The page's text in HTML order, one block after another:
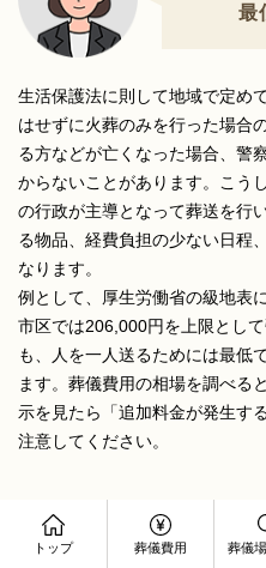
最
生活保護法に則して地域で定め
はせずに火葬のみを行った場合
る方などが亡くなった場合、警
からないことがあります。こう
の行政が主導となって葬送を行
る物品、経費負担の少ない日程
なります。
例として、厚生労働省の級地表
市区では206,000円を上限とし
も、人を一人送るためには最低
ます。葬儀費用の相場を調べる
示を見たら「追加料金が発生す
注意してください。
わってくるのが「級地」です。
トップ 葬儀費用 葬儀
資料請求
お問合せ